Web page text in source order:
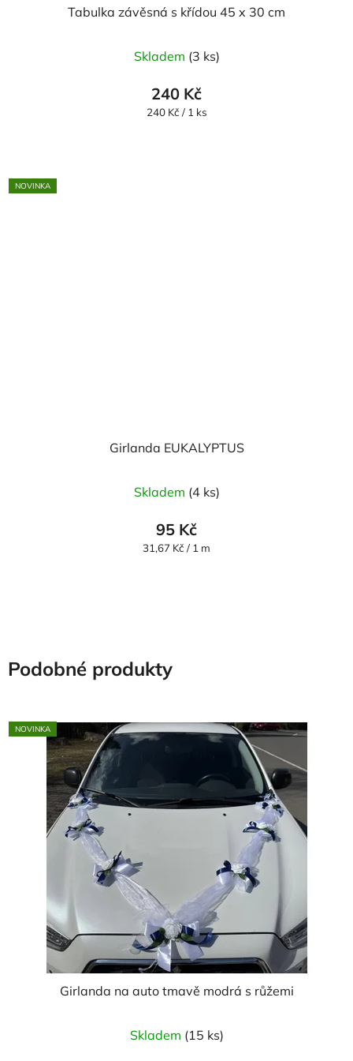
Tabulka závěsná s křídou 45 x 30 cm
Skladem (3 ks)
240 Kč
Měrná
240 Kč / 1 ks
NOVINKA
Girlanda EUKALYPTUS
Skladem (4 ks)
95 Kč
Měrná
31,67 Kč / 1 m
Podobné produkty
NOVINKA
Girlanda na auto tmavě modrá s růžemi
Skladem (15 ks)